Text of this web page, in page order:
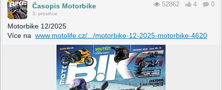
Časopis Motorbike
3. prosince
52862 4 0
Motorbike 12/2025
Více na www.motolife.cz/.../motorbike-12-2025-motorbike-4620